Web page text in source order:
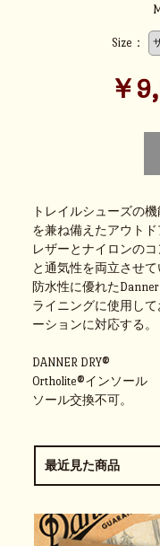
Size：
￥
トレイルシューズの
を兼ね備えたアウト
レザーとナイロンの
と通気性を両立させて
防水性に優れた
ライニングに使用し
ーションに対応する。
DANNER DRY®
Ortholite®インソール
ソール交換不可。
最近見た商品